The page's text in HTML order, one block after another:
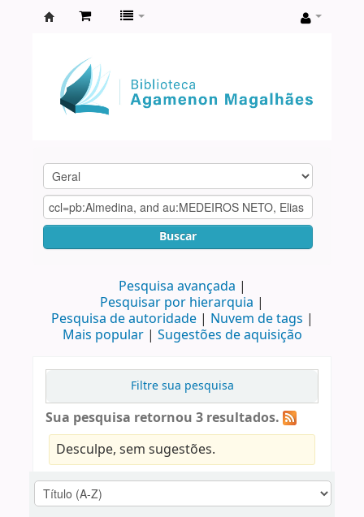
Agamenon
Magalhães
Buscar
Pesquisa avançada
Pesquisar por hierarquia
Pesquisa de autoridade
Nuvem de tags
Mais popular
Sugestões de aquisição
Filtre sua pesquisa
Sua pesquisa retornou 3 resultados.
Desculpe, sem sugestões.